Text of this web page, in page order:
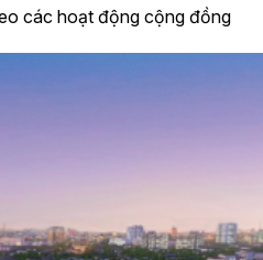
các hoạt động cộng đồng